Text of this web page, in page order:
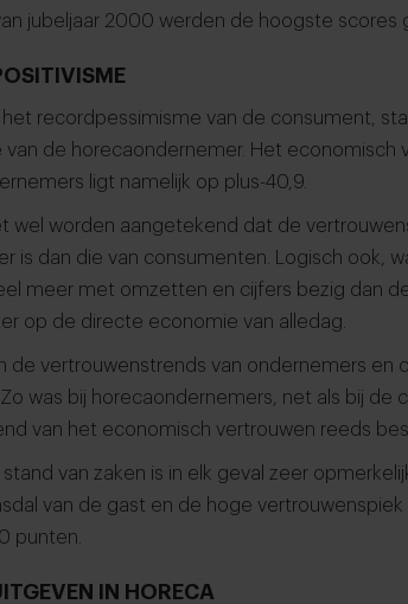
jubeljaar 2000 werden de hoogste scores
het recordpessimisme van de consument,
van de horecaondernemer. Het economisch
ligt namelijk op plus-40,9.
wel worden aangetekend dat de
is dan die van consumenten. Logisch ook,
meer met omzetten en cijfers bezig dan
op de directe economie van alledag.
de vertrouwenstrends van ondernemers en
Zo was bij horecaondernemers, net als bij de
van het economisch vertrouwen reeds
van zaken is in elk geval zeer
van de gast en de hoge
punten.
IN HORECA